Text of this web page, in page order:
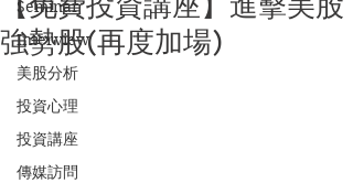
Seminar
Interview
美股分析
投資心理
投資講座
傳媒訪問
強勢股(再度加場)